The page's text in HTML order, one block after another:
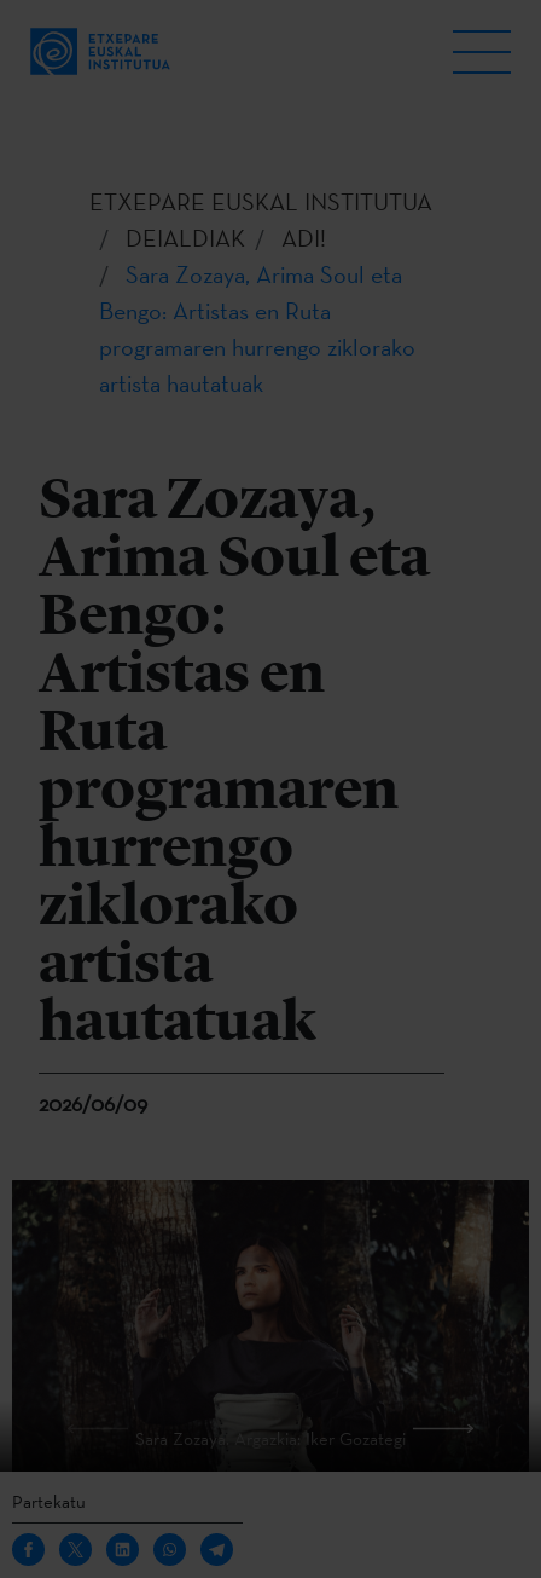
ETXEPARE EUSKAL INSTITUTUA
DEIALDIAK
ADI!
Sara Zozaya, Arima Soul eta
Bengo: Artistas en Ruta
programaren hurrengo ziklorako
artista hautatuak
Sara Zozaya,
Arima Soul eta
Bengo:
Artistas en
Ruta
programaren
hurrengo
ziklorako
artista
hautatuak
2026/06/09
Sara Zozaya. Argazkia: Iker Gozategi
Partekatu